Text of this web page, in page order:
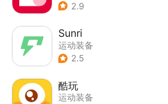
2.9
Sunri
运动装备
2.5
酷玩
运动装备